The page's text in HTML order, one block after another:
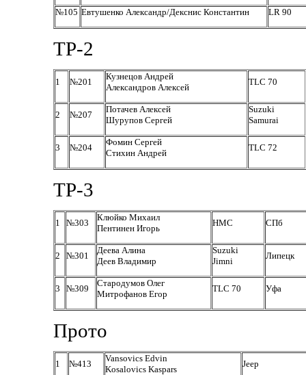
№105 Евтушенко Александр/Декснис Константин LR 90
ТР-2
1 №201
Кузнецов Андрей
Александров Алексей
TLC 70
2 №207
Потачев Алексей
Шурупов Сергей
Suzuki
Samurai
3 №204
Фомин Сергей
Стихин Андрей
TLC 72
ТР-3
1 №303
Клюйко Михаил
Пентинен Игорь
НМС СПб
2 №301
Деева Алина
Деев Владимир
Suzuki
Jimni
Липецк
3 №309
Стародумов Олег
Митрофанов Егор
TLC 70 Уфа
Прото
1 №413
Vansovics Edvin
Kosalovics Kaspars
Jeep